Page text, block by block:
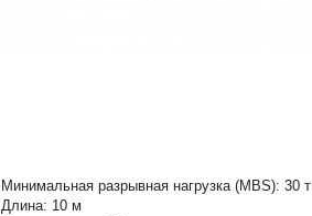
Минимальная разрывная нагрузка (MBS): 30 т
Длина: 10 м